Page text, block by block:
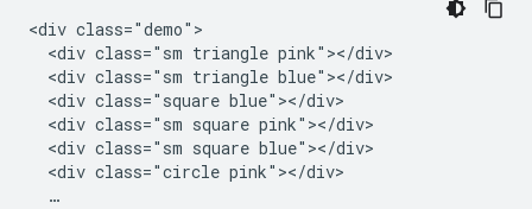
<div class="demo">
  <div class="sm triangle pink"></div>
  <div class="sm triangle blue"></div>
  <div class="square blue"></div>
  <div class="sm square pink"></div>
  <div class="sm square blue"></div>
  <div class="circle pink"></div>
  …